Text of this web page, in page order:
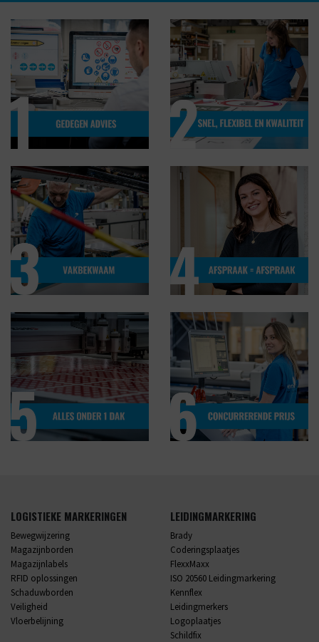
LOGISTIEKE MARKERINGEN
Bewegwijzering
Magazijnborden
Magazijnlabels
RFID oplossingen
Schaduwborden
Veiligheid
Vloerbelijning
LEIDINGMARKERING
Brady
Coderingsplaatjes
FlexxMaxx
ISO 20560 Leidingmarkering
Kennflex
Leidingmerkers
Logoplaatjes
Schildfix